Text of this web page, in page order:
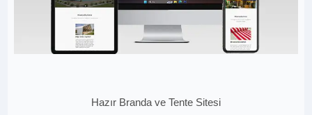
Hazır Branda ve Tente Sitesi